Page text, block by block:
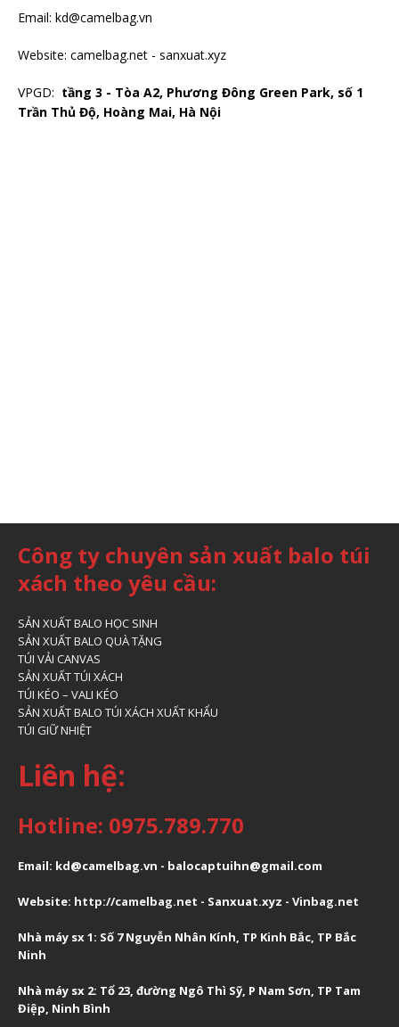
Email: kd@camelbag.vn
Website: camelbag.net - sanxuat.xyz
VPGD: tầng 3 - Tòa A2, Phương Đông Green Park, số 1
Trần Thủ Độ, Hoàng Mai, Hà Nội
Công ty chuyên sản xuất balo túi
xách theo yêu cầu:
SẢN XUẤT BALO HỌC SINH
SẢN XUẤT BALO QUÀ TẶNG
TÚI VẢI CANVAS
SẢN XUẤT TÚI XÁCH
TÚI KÉO – VALI KÉO
SẢN XUẤT BALO TÚI XÁCH XUẤT KHẨU
TÚI GIỮ NHIỆT
Liên hệ:
Hotline: 0975.789.770
Email: kd@camelbag.vn - balocaptuihn@gmail.com
Website: http://camelbag.net - Sanxuat.xyz - Vinbag.net
Nhà máy sx 1: Số 7 Nguyễn Nhân Kính, TP Kinh Bắc, TP Bắc
Ninh
Nhà máy sx 2: Tổ 23, đường Ngô Thì Sỹ, P Nam Sơn, TP Tam
Điệp, Ninh Bình